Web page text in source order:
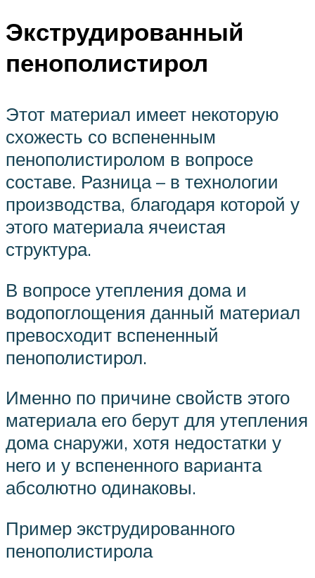
Экструдированный
пенополистирол
Этот материал имеет некоторую
схожесть со вспененным
пенополистиролом в вопросе
составе. Разница – в технологии
производства, благодаря которой у
этого материала ячеистая
структура.
В вопросе утепления дома и
водопоглощения данный материал
превосходит вспененный
пенополистирол.
Именно по причине свойств этого
материала его берут для утепления
дома снаружи, хотя недостатки у
него и у вспененного варианта
абсолютно одинаковы.
Пример экструдированного
пенополистирола